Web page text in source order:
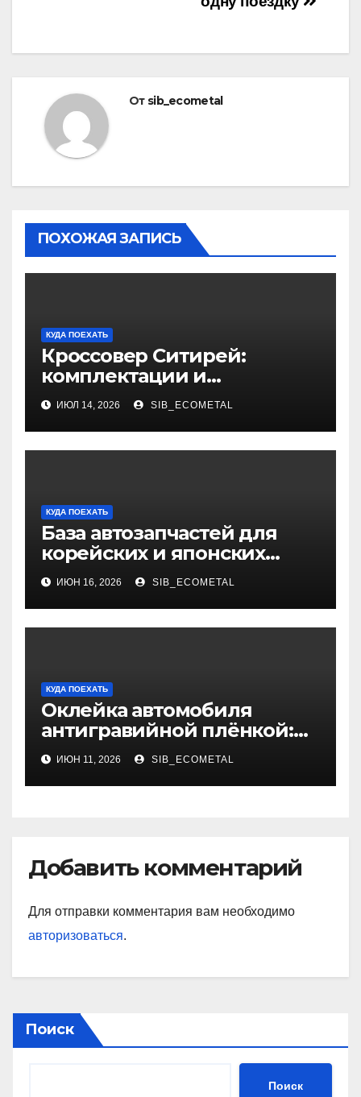
От sib_ecometal
ПОХОЖАЯ ЗАПИСЬ
КУДА ПОЕХАТЬ
Кроссовер Ситирей:
комплектации и
характеристики
ИЮЛ 14, 2026 SIB_ECOMETAL
КУДА ПОЕХАТЬ
База автозапчастей для
корейских и японских
грузовиков
ИЮН 16, 2026 SIB_ECOMETAL
КУДА ПОЕХАТЬ
Оклейка автомобиля
антигравийной плёнкой:
методы нанесения, типы
материалов и
эксплуатационные
ИЮН 11, 2026 SIB_ECOMETAL
Добавить комментарий
Для отправки комментария вам необходимо
авторизоваться.
Поиск
Поиск